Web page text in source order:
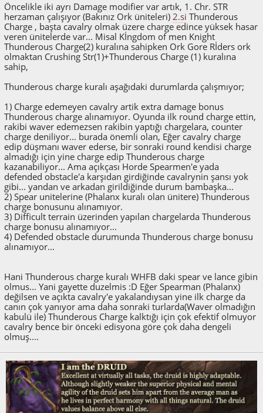
Öncelikle iki ayrı Damage modifier var artık, 1. Chr. STR
herzaman çalışıyor (Bakınız Ork üniteleri)2.si Thunderous
Charge , başta cavalry olmak üzere charge edince yüksek hasar
veren ünitelerde var... Misal Kİngdom of men Knight
Thunderous Charge(2) kuralına sahipken Ork Gore Rİders ork
olmaktan Crushing Str(1)+Thunderous Charge (1) kuralına
sahip,
Thunderous charge kuralı aşağıdaki durumlarda çalışmıyor;
1) Charge edemeyen cavalry artik extra damage bonus
Thunderous charge alınamıyor. Oyunda ilk round charge ettin,
rakibi waver edemezsen rakibin yaptığı chargelara, counter
charge deniliyor... burada önemli olan, Eğer cavalry charge
edip düşmanı waver ederse, bir sonraki round kendisi charge
almadığı için yine charge edip Thunderous charge
kazanabiliyor... Ama açıkçası Horde Spearmen'e yada
defended obstacle'a karşıdan girdiğinde cavalrynin şansı yok
gibi... yandan ve arkadan girildiğinde durum bambaşka...
2) Spear unitelerine (Phalanx kuralı olan ünitere) Thunderous
charge bonusunu alınamıyor.
3) Difficult terrain üzerinden yapılan chargelarda Thunderous
charge bonusu alınamıyor...
4) Defended obstacle durumunda Thunderous charge bonusu
alınamıyor...
Hani Thunderous charge kuralı WHFB daki spear ve lance gibin
olmus... Yani gayette duzelmis :D Eğer Spearman (Phalanx)
değilsen ve açıkta cavalry'e yakalandıysan yine ilk charge da
canın çok yanıyor ama daha sonraki turlarda(Waver olmadığın
kabulü ile) Thunderous Charge kalktığı için çok efektif olmuyor
cavalry bence bir önceki edisyona göre çok daha dengeli
olmuş....